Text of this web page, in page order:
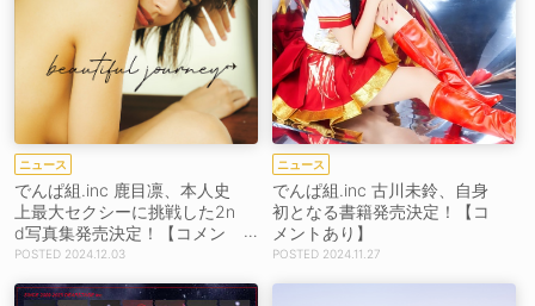
ニュース
でんぱ組.inc 鹿目凛、本人史
上最大セクシーに挑戦した2n
d写真集発売決定！【コメン
トあり】2024.12.03
ニュース
でんぱ組.inc 古川未鈴、自身
初となる書籍発売決定！【コ
メントあり】
2024.11.27